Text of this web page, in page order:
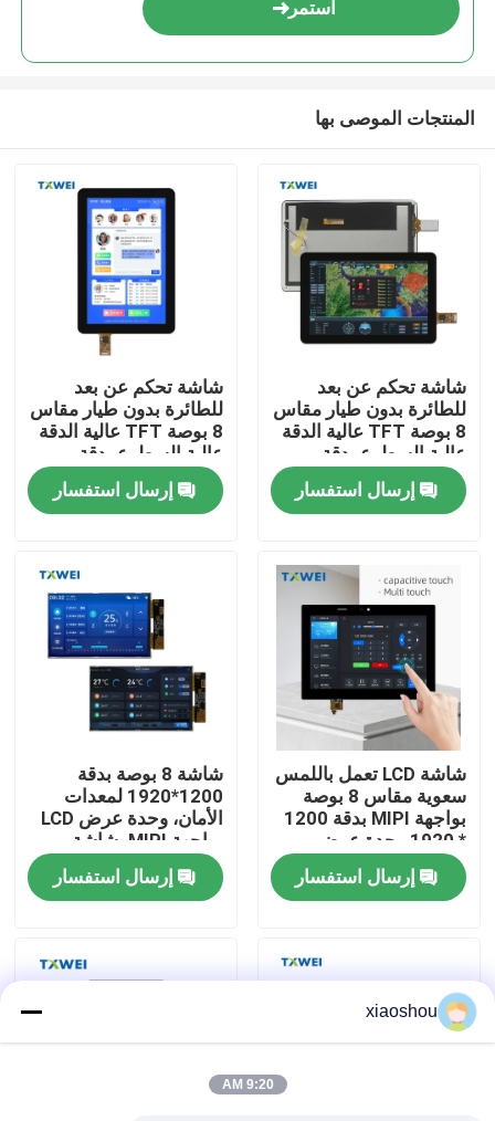
المنزل
حولنا
جولة في المصنع
أخبار
اطلب اقتباس
وحدة TFT LCD
استمر
المنتجات الموصى بها
شاشة تحكم عن بعد
للطائرة بدون طيار مقاس
8 بوصة TFT عالية الدقة
عالية السطوع بدقة
1920*1200 LVDS
بشاشة لمس واسعة
النطاق
إرسال استفسار
شاشة تحكم عن بعد
للطائرة بدون طيار مقاس
8 بوصة TFT عالية الدقة
عالية السطوع بدقة
1920*1200 LVDS
بشاشة لمس واسعة
النطاق
إرسال استفسار
شاشة LCD تعمل باللمس
سعوية مقاس 8 بوصة
بواجهة MIPI بدقة 1200
* 1920 وحدة عرض
تحكم في إضاءة النباتات
إرسال استفسار
شاشة 8 بوصة بدقة
1200*1920 لمعدات
الأمان، وحدة عرض LCD
بواجهة MIPI، شاشة
اختيارية تعمل باللمس
إرسال استفسار
xiaoshou
9:20 AM